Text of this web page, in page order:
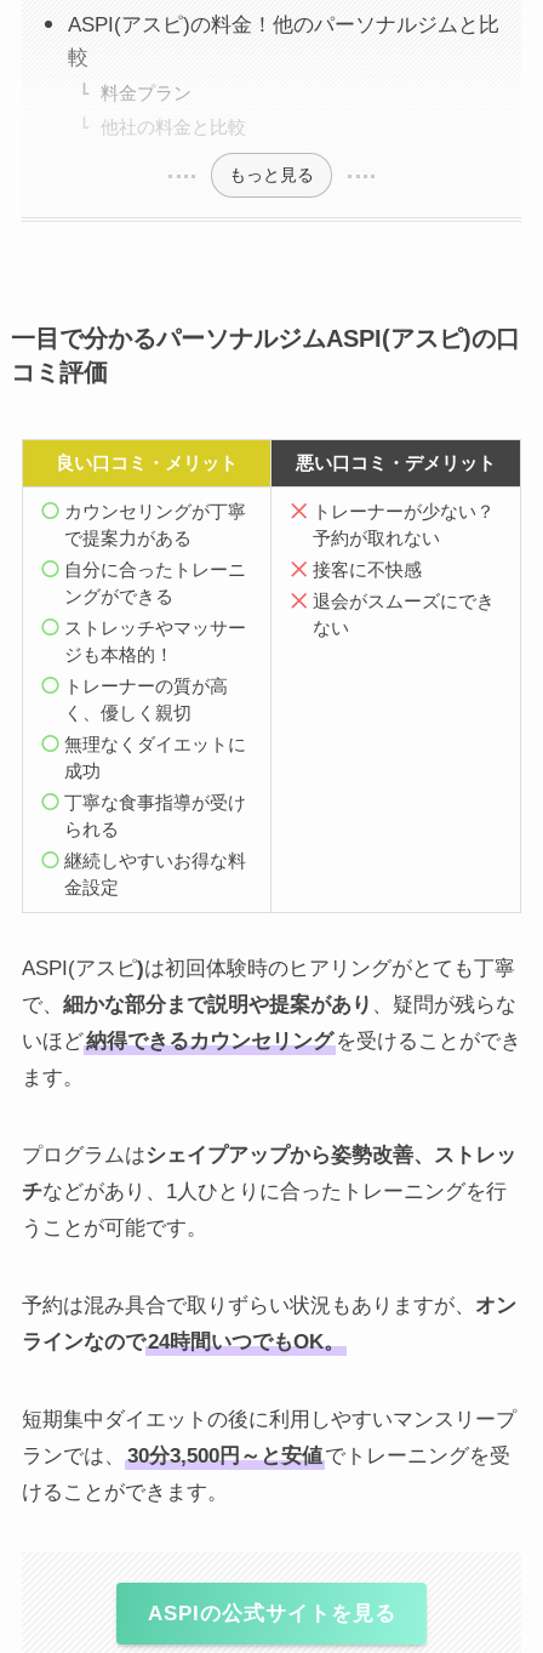
ASPI(アスピ)の料金！他のパーソナルジムと比
較
料金プラン
他社の料金と比較
もっと見る
一目で分かるパーソナルジムASPI(アスピ)の口
コミ評価
良い口コミ・メリット 悪い口コミ・デメリット
カウンセリングが丁寧
で提案力がある
自分に合ったトレーニ
ングができる
ストレッチやマッサー
ジも本格的！
トレーナーの質が高
く、優しく親切
無理なくダイエットに
成功
丁寧な食事指導が受け
られる
継続しやすいお得な料
金設定
トレーナーが少ない？
予約が取れない
接客に不快感
退会がスムーズにでき
ない
ASPI(アスピ)は初回体験時のヒアリングがとても丁寧
で、 細かな部分まで説明や提案があり 、疑問が残らな
いほど納得できるカウンセリングを受けることができ
ます。
プログラムはシェイプアップから姿勢改善、ストレッ
チなどがあり、1人ひとりに合ったトレーニングを行
うことが可能です。
予約は混み具合で取りずらい状況もありますが、 オン
ラインなので24時間いつでもOK。
短期集中ダイエットの後に利用しやすいマンスリープ
ランでは、
30分3,500円～と安値でトレーニングを受
けることができます。
ASPIの公式サイトを見る